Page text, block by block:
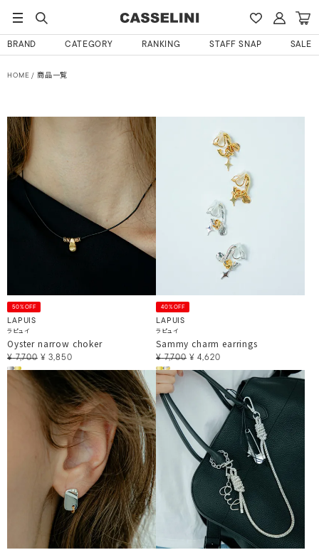
BRAND CATEGORY RANKING STAFF SNAP SALE
HOME 商品一覧
50%OFF
LAPUIS
ラピュイ
Oyster narrow choker
¥ 7,700 ¥ 3,850
40%OFF
LAPUIS
ラピュイ
Sammy charm earrings
¥ 7,700 ¥ 4,620